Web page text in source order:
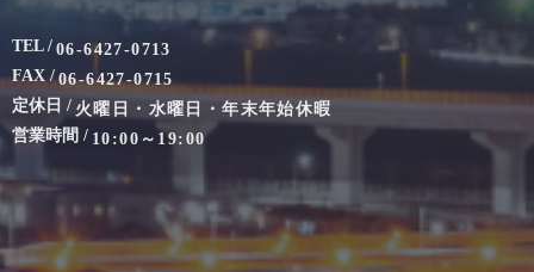
TEL / 06-6427-0713
FAX / 06-6427-0715
定休日 / 火曜日・水曜日・年末年始休暇
営業時間 / 10:00～19:00